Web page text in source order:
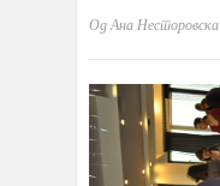
ОдАна Несторовска